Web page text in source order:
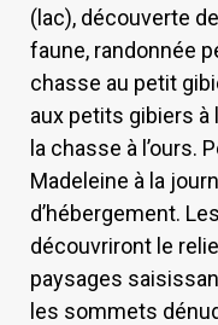
(lac), découverte
faune, randonnée
chasse au petit
aux petits gibiers à
la chasse à l’ours.
Madeleine à la
d’hébergement.
découvriront le
paysages
les sommets